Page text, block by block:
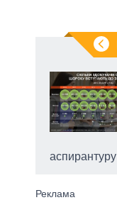
аспирантуру